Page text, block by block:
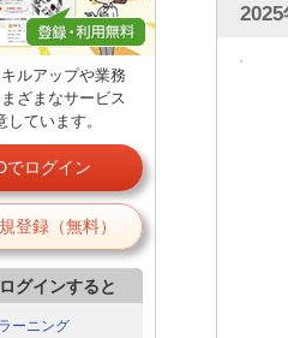
ルアップや業務
ざまなサービス
しています。
でログイン
登録（無料）
グインすると
ーニング